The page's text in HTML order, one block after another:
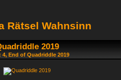
Rätsel Wahnsinn
2019
4, End of Quadriddle 2019